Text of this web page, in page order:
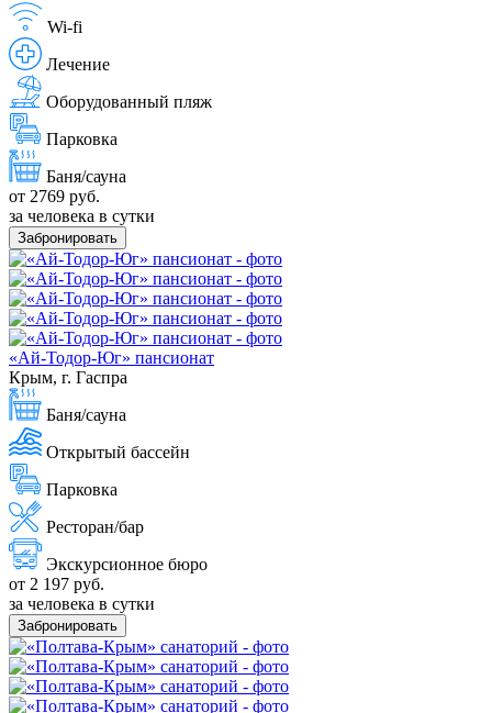
Wi-fi
Лечение
Оборудованный пляж
Парковка
Баня/сауна
от 2769 руб.
за человека в сутки
Забронировать
«Ай-Тодор-Юг» пансионат
Крым, г. Гаспра
Баня/сауна
Открытый бассейн
Парковка
Ресторан/бар
Экскурсионное бюро
от 2 197 руб.
за человека в сутки
Забронировать